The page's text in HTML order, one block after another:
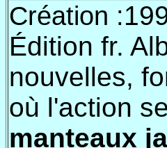
Création :
Édition fr.
nouvelles,
où l'action
manteaux